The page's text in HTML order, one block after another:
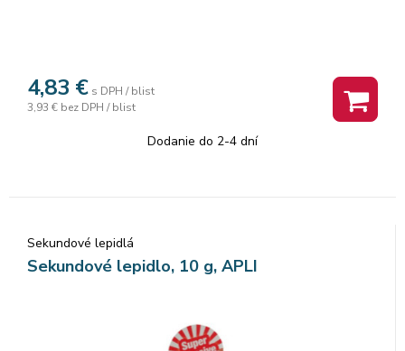
4,83 € s DPH / blist
3,93 € bez DPH / blist
Dodanie do 2-4 dní
Sekundové lepidlá
Sekundové lepidlo, 10 g, APLI